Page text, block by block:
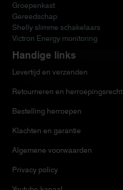
Groepenkast
Gereedschap
Shelly slimme schakelaars
Victron Energy monitoring
Handige links
Levertijd en verzenden
Retourneren en herroepingsrecht
Bestelling herroepen
Klachten en garantie
Algemene voorwaarden
Privacy policy